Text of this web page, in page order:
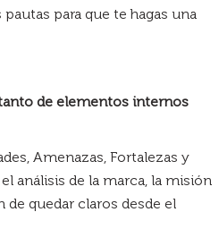
para que te hagas una
de elementos internos
Amenazas, Fortalezas y
análisis de la marca, la misión
quedar claros desde el